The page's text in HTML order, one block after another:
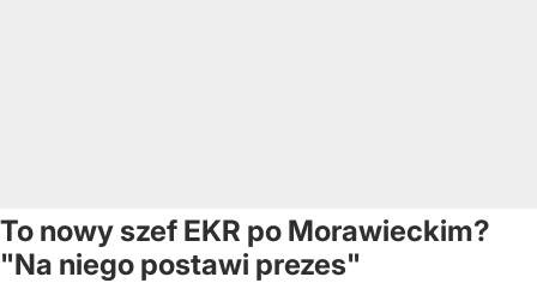
To nowy szef EKR po Morawieckim?
"Na niego postawi prezes"